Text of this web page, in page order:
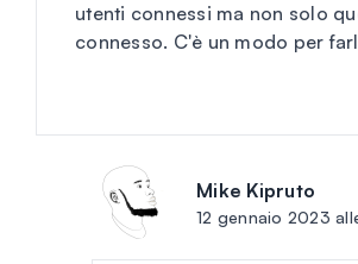
utenti connessi ma non solo
connesso. C'è un modo per
Mike Kipruto
12 gennaio 2023